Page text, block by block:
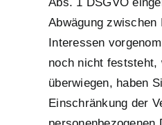
Abwägung zwischen
Interessen
noch nicht feststeht,
überwiegen, haben
Einschränkung der